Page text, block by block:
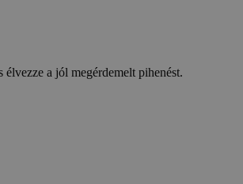
a jól megérdemelt pihenést.